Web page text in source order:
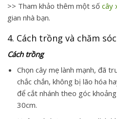
>> Tham khảo thêm một số cây
gian nhà bạn.
4. Cách trồng và chăm
Cách trồng
Chọn cây mẹ lành mạnh, đã
chắc chắn, không bị lão hóa
để cắt nhánh theo góc
30cm.